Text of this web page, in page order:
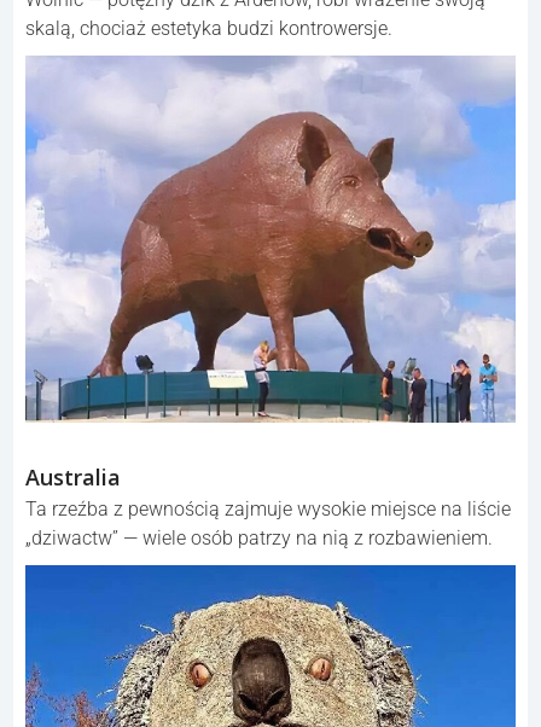
skalą, chociaż estetyka budzi kontrowersje.
Australia
Ta rzeźba z pewnością zajmuje wysokie miejsce na liście
„dziwactw” — wiele osób patrzy na nią z rozbawieniem.